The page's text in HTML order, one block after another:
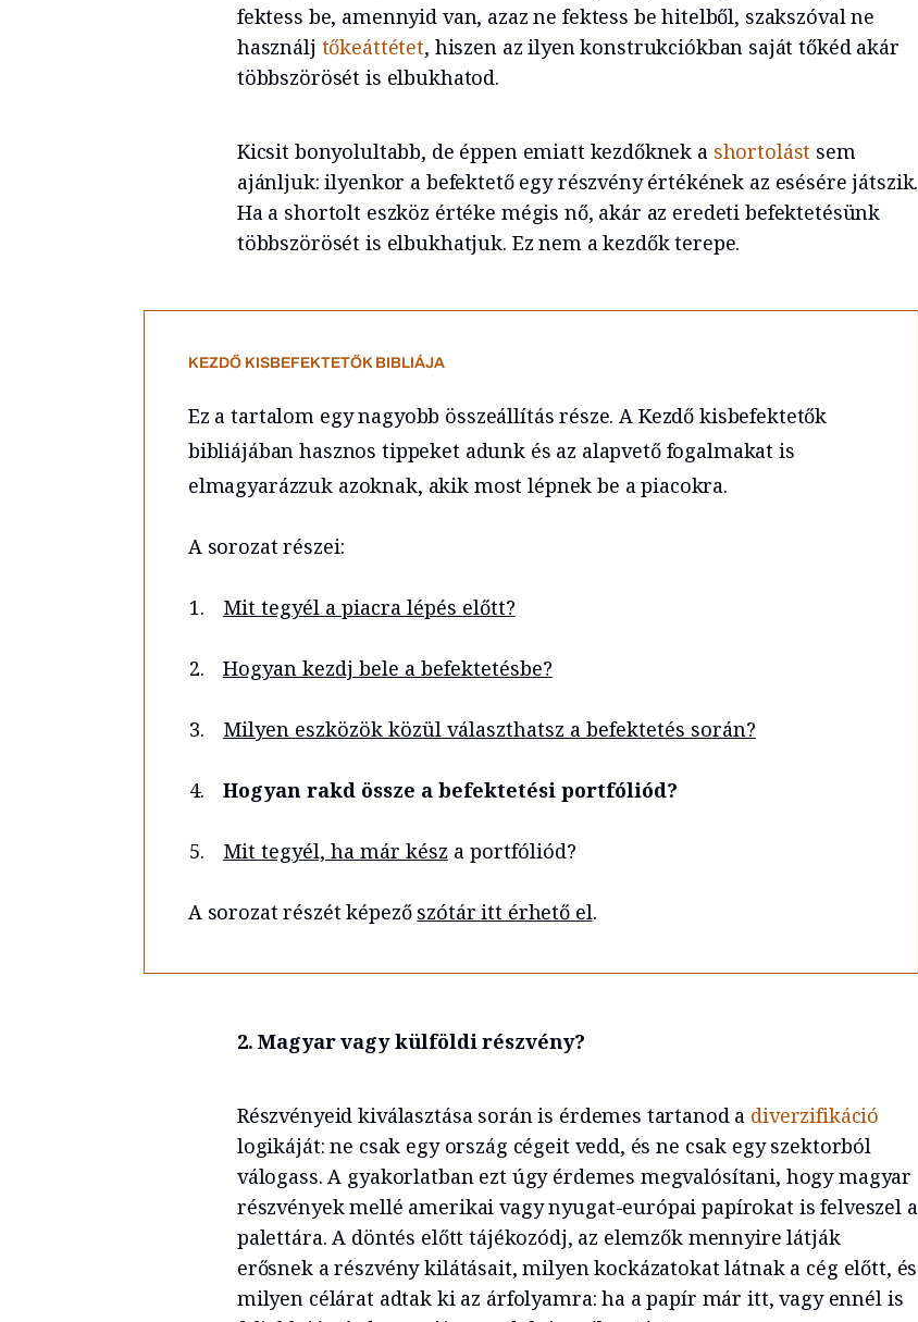
fektess be, amennyid van, azaz ne fektess be hitelből, szakszóval ne
használj tőkeáttétet, hiszen az ilyen konstrukciókban saját tőkéd akár
többszörösét is elbukhatod.
Kicsit bonyolultabb, de éppen emiatt kezdőknek a shortolást sem
ajánljuk: ilyenkor a befektető egy részvény értékének az esésére játszik.
Ha a shortolt eszköz értéke mégis nő, akár az eredeti befektetésünk
többszörösét is elbukhatjuk. Ez nem a kezdők terepe.
KEZDŐ KISBEFEKTETŐK BIBLIÁJA
Ez a tartalom egy nagyobb összeállítás része. A Kezdő kisbefektetők
bibliájában hasznos tippeket adunk és az alapvető fogalmakat is
elmagyarázzuk azoknak, akik most lépnek be a piacokra.
A sorozat részei:
Mit tegyél a piacra lépés előtt?
Hogyan kezdj bele a befektetésbe?
Milyen eszközök közül választhatsz a befektetés során?
Hogyan rakd össze a befektetési portfóliód?
Mit tegyél, ha már kész a portfóliód?
A sorozat részét képező szótár itt érhető el.
2. Magyar vagy külföldi részvény?
Részvényeid kiválasztása során is érdemes tartanod a diverzifikáció
logikáját: ne csak egy ország cégeit vedd, és ne csak egy szektorból
válogass. A gyakorlatban ezt úgy érdemes megvalósítani, hogy magyar
részvények mellé amerikai vagy nyugat-európai papírokat is felveszel a
palettára. A döntés előtt tájékozódj, az elemzők mennyire látják
erősnek a részvény kilátásait, milyen kockázatokat látnak a cég előtt, és
milyen célárat adtak ki az árfolyamra: ha a papír már itt, vagy ennél is